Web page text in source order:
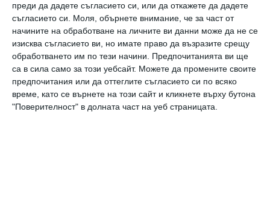
преди да дадете съгласието си, или да откажете да дадете
съгласието си. Моля, обърнете внимание, че за част от
начините на обработване на личните ви данни може да не се
изисква съгласието ви, но имате право да възразите срещу
обработването им по тези начини. Предпочитанията ви ще
са в сила само за този уебсайт. Можете да промените своите
предпочитания или да оттеглите съгласието си по всяко
време, като се върнете на този сайт и кликнете върху бутона
"Поверителност" в долната част на уеб страницата.
Някои училища изпращат формуляри за
попълване преди началото на учебната
година. Ако успеете да се
самодисциплинирате и да попълните
документите преди крайния срок, ще си
спестите паниката в последната минута.